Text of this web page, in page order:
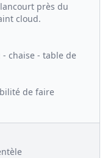
près du
cloud.
chaise - table de
de faire